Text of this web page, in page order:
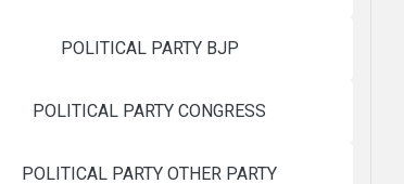
POLITICAL PARTY BJP
POLITICAL PARTY CONGRESS
POLITICAL PARTY OTHER PARTY